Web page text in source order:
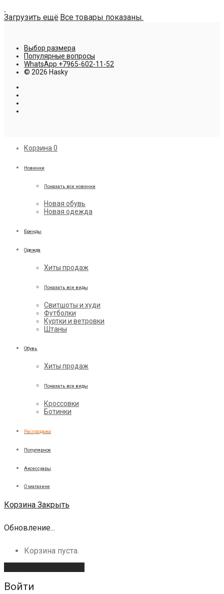
Загрузить ещё Все товары показаны.
Выбор размера
Популярные вопросы
WhatsApp +7965-602-11-52
© 2026 Hasky
Корзина 0
Новинки
Показать все новинки
Новая обувь
Новая одежда
Бренды
Одежда
Хиты продаж
Показать все виды
Свитшоты и худи
Футболки
Куртки и ветровки
Штаны
Обувь
Хиты продаж
Показать все виды
Кроссовки
Ботинки
Распродажа
Популярное
Аксессуары
О магазине
Корзина Закрыть
Обновление...
Корзина пуста.
Войти